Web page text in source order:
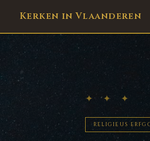
Kerken in Vlaanderen
✦ ✦ ✦
RELIGIEUS